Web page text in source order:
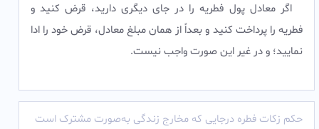
اگر معادل پول فطریه را در جای دیگری دارید، قرض کنید و
فطریه را پرداخت کنید و بعداً از همان مبلغ معادل، قرض خود را ادا
نمایید؛ و در غیر این صورت واجب نیست.
حکم زکات فطره درجایی که مخارج زندگی به‌صورت مشترک است